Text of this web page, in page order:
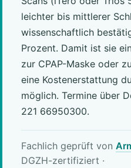
leichter bis mittlerer
wissenschaftlich
Prozent. Damit ist sie
zur CPAP-Maske oder
eine Kostenerstattung
möglich. Termine über
221 66950300.
Fachlich geprüft von
DGZH-zertifiziert ·